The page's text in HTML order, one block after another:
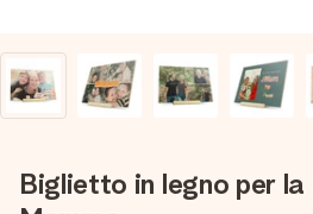
Biglietto in legno per la